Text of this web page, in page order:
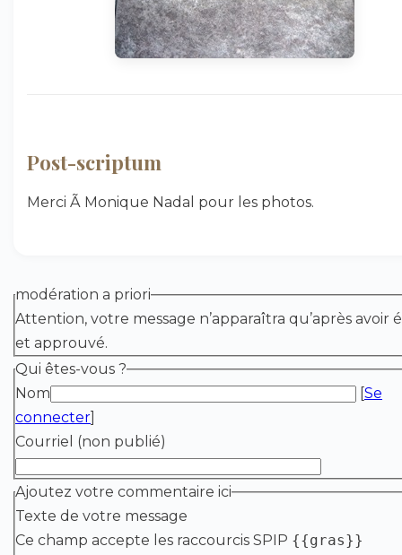
Post-scriptum
Merci Ã Monique Nadal pour les photos.
modération a priori
Attention, votre message n’apparaîtra qu’après avoir
et approuvé.
Qui êtes-vous ?
Nom
[Se
connecter]
Courriel (non publié)
Ajoutez votre commentaire ici
Texte de votre message
Ce champ accepte les raccourcis SPIP {{gras}}